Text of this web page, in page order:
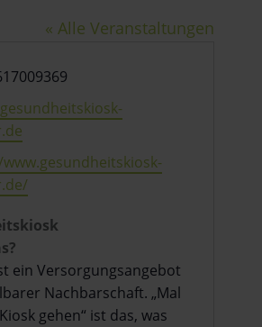
« Alle Veranstaltungen
ein Versorgungsangebot
Nachbarschaft. „Mal
gehen“ ist das, was